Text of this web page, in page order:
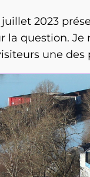
juillet 2023
la question.
une des